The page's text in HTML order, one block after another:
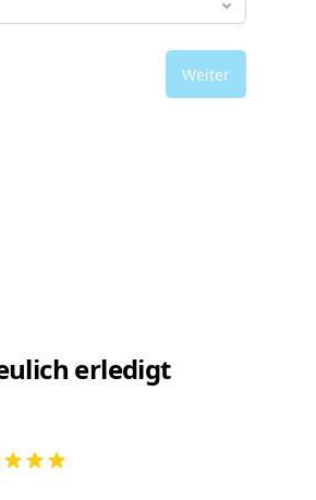
Weiter
erledigt
5 stars